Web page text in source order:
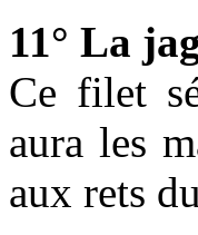
11° La
Ce filet
aura les
aux rets